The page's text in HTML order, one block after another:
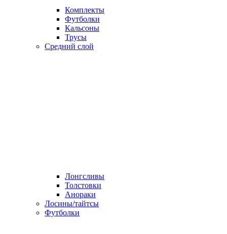
Комплекты
Футболки
Кальсоны
Трусы
Средний слой
Лонгсливы
Толстовки
Анораки
Лосины/тайтсы
Футболки